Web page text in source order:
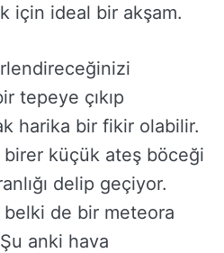
için ideal bir akşam.
tepeye çıkıp
harika bir fikir olabilir.
birer küçük ateş böceği
delip geçiyor.
belki de bir meteora
anki hava